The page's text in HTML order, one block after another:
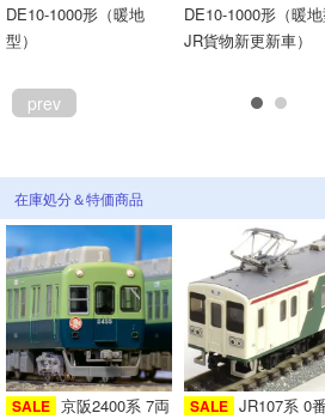
DE10-1000形（暖地
型）
DE10-1000形（暖
JR貨物新更新車）
prev
在庫処分＆特価商品
SALE 京阪2400系 7両
SALE JR107系 0